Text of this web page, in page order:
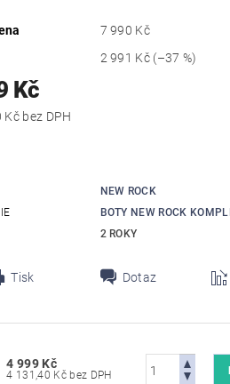
7 990 Kč
2 991 Kč (–37 %)
Kč
4 131,40 Kč bez DPH
NEW ROCK
BOTY NEW ROCK
2 ROKY
Tisk Dotaz
4 999 Kč
4 131,40 Kč bez DPH